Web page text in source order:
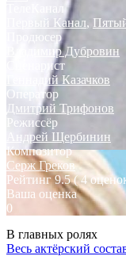
ТелеКанал
Первый Канал,
Продюсер
Владимир Дубровин
Сценарист
Геннадий Казачков
Оператор
Дмитрий Трифонов
Режиссёр
Андрей Щербинин
Композитор
Серж Греков
Рейтинг 9.5 ( 4
Ваша оценка
0
В главных ролях
Весь актёрский